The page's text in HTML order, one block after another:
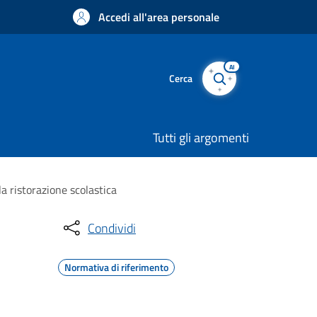
Accedi all'area personale
Cerca
AI
Tutti gli argomenti
ristorazione scolastica
Condividi
Normativa di riferimento